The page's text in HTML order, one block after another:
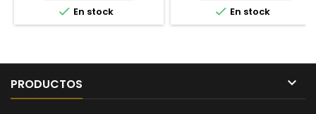
 En stock  En stock
PRODUCTOS 